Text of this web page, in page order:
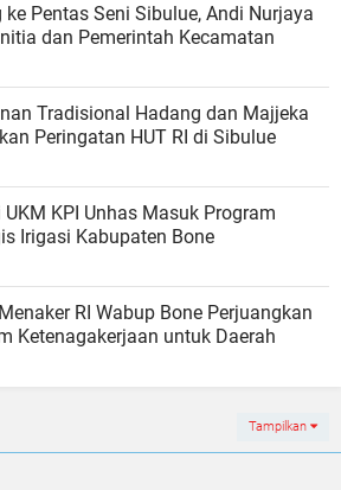
ke Pentas Seni Sibulue, Andi Nurjaya
dan Pemerintah Kecamatan
Tradisional Hadang dan Majjeka
Peringatan HUT RI di Sibulue
UKM KPI Unhas Masuk Program
Irigasi Kabupaten Bone
RI Wabup Bone Perjuangkan
Ketenagakerjaan untuk Daerah
Tampilkan